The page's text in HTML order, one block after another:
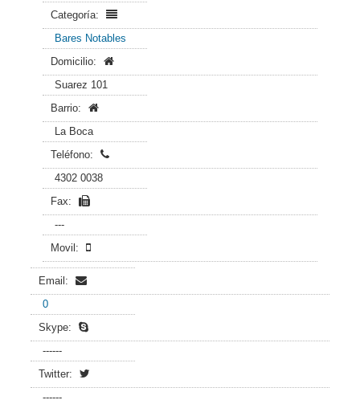
Categoría:
Bares Notables
Domicilio:
Suarez 101
Barrio:
La Boca
Teléfono:
4302 0038
Fax:
---
Movil:
Email:
0
Skype:
------
Twitter:
------